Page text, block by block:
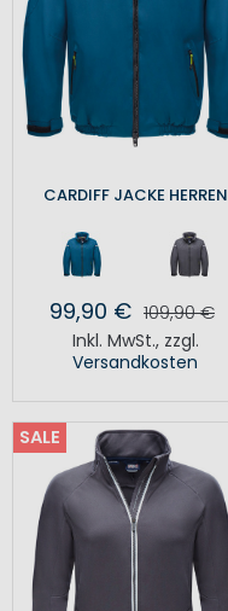
CARDIFF JACKE HERREN
99,90 € 109,90 €
Inkl. MwSt., zzgl.
Versandkosten
SALE